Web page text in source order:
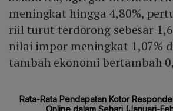
meningkat hingga 4,80%,
riil turut terdorong sebesar
nilai impor meningkat 1,07%
tambah ekonomi bertambah